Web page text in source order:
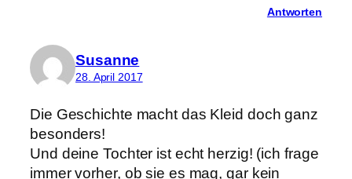
Antworten
Susanne
28. April 2017
Die Geschichte macht das Kleid doch ganz
besonders!
Und deine Tochter ist echt herzig! (ich frage
immer vorher, ob sie es mag, gar kein